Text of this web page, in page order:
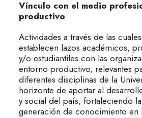
Vínculo con el medio
productivo
Actividades a través de las
establecen lazos académicos,
y/o estudiantiles con las
entorno productivo, relevantes
diferentes disciplinas de la
horizonte de aportar al
y social del país, fortaleciendo
generación de conocimiento en